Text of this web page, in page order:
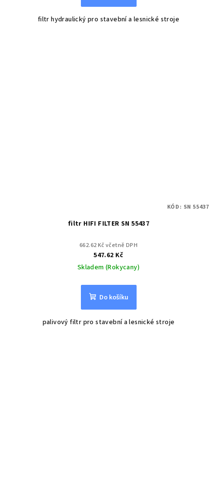
filtr hydraulický pro stavební a lesnické stroje
filtr HIFI FILTER SN 55437
662.62 Kč včetně DPH
547.62 Kč
Skladem (Rokycany)
Do košíku
palivový filtr pro stavební a lesnické stroje
KÓD: SN 55437